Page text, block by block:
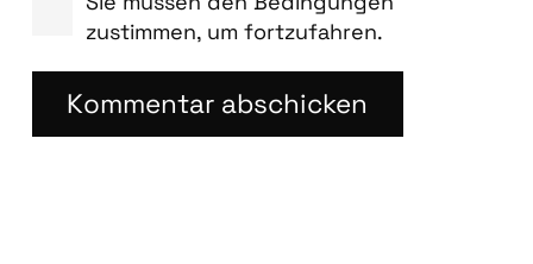
zustimmen, um fortzufahren.
Kommentar abschicken